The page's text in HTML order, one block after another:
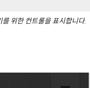
위한 컨트롤을 표시합니다.